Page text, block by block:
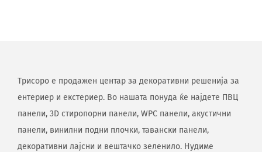
Трисоро е продажен центар за декоративни решенија за
ентериер и екстериер. Во нашата понуда ќе најдете ПВЦ
панели, 3D стиропорни панели, WPC панели, акустични
панели, винилни подни плочки, тавански панели,
декоративни лајсни и вештачко зеленило. Нудиме